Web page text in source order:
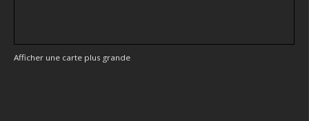
Afficher une carte plus grande